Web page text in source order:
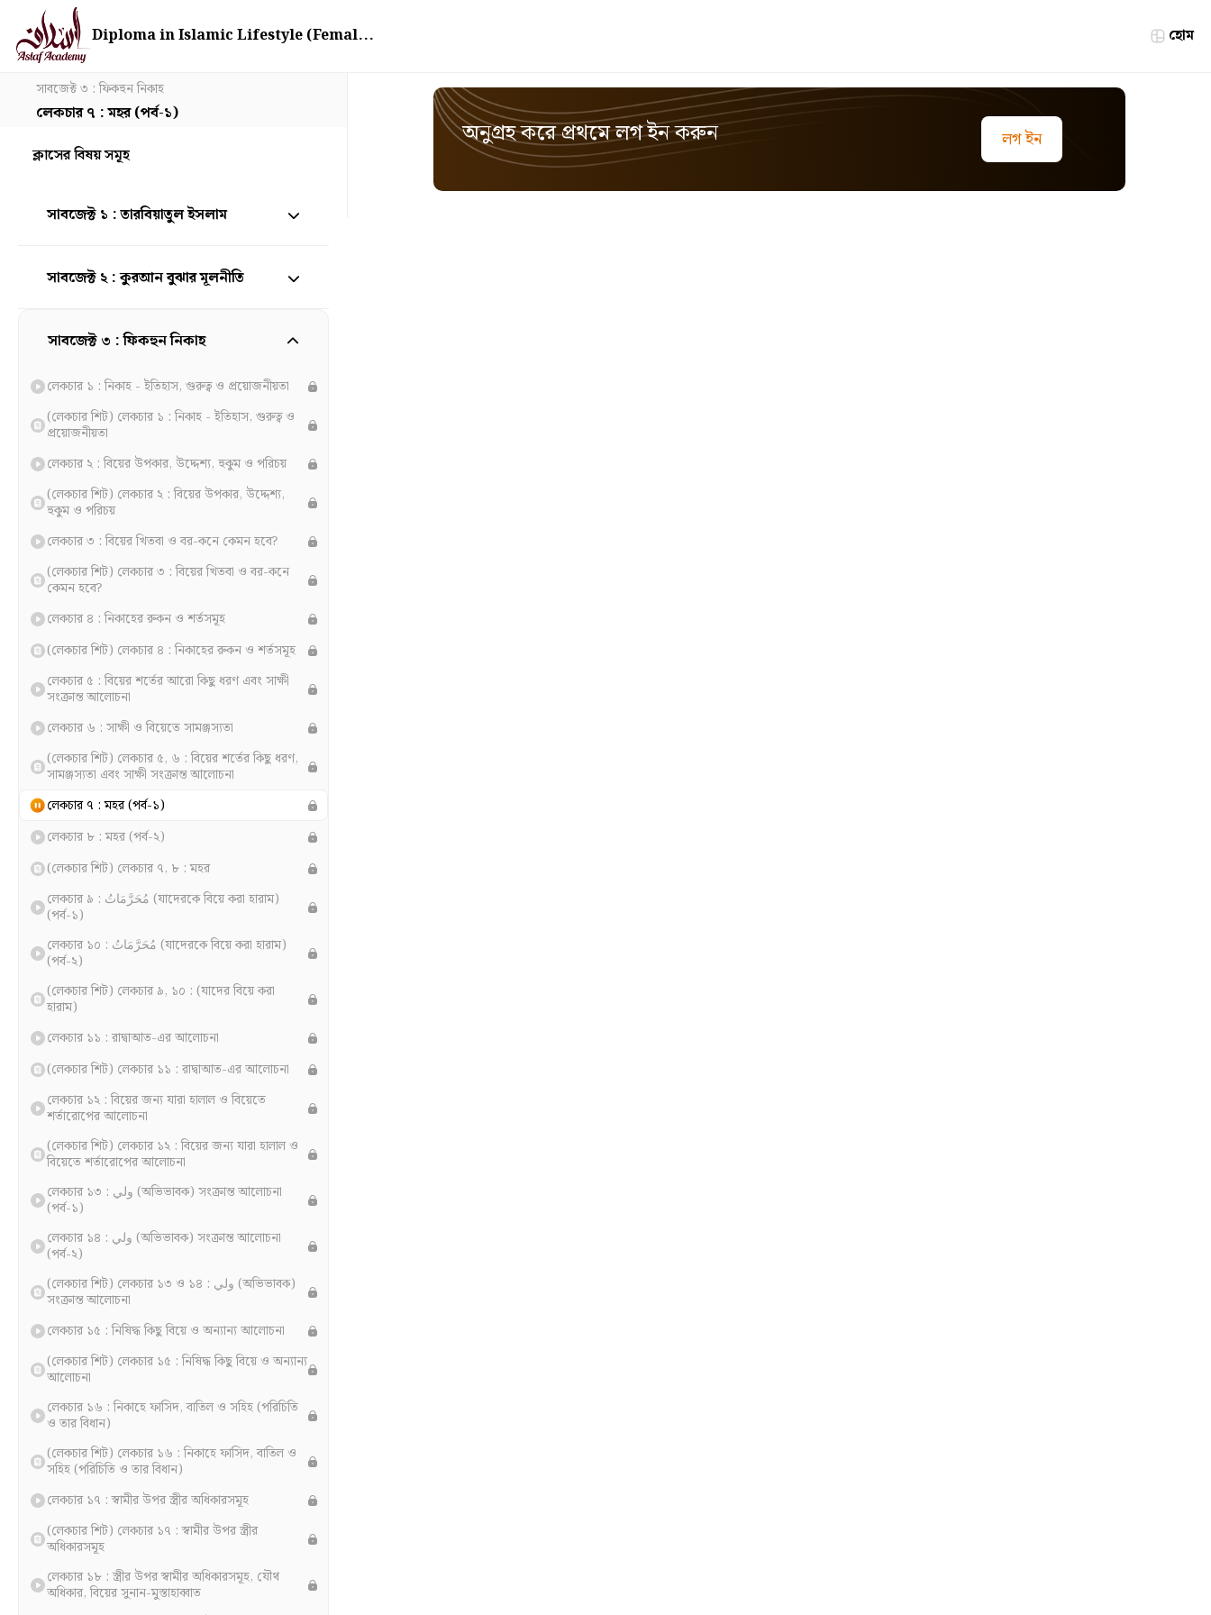
Diploma in Islamic Lifestyle (Femal... হোম
সাবজেক্ট ৩ : ফিকহুন নিকাহ
লেকচার ৭ : মহর (পর্ব-১)
ক্লাসের বিষয় সমূহ
সাবজেক্ট ১ : তারবিয়াতুল ইসলাম
সাবজেক্ট ২ : কুরআন বুঝার মূলনীতি
সাবজেক্ট ৩ : ফিকহুন নিকাহ
লেকচার ১ : নিকাহ - ইতিহাস, গুরুত্ব ও প্রয়োজনীয়তা
(লেকচার শিট) লেকচার ১ : নিকাহ - ইতিহাস, গুরুত্ব ও
প্রয়োজনীয়তা
লেকচার ২ : বিয়ের উপকার, উদ্দেশ্য, হুকুম ও পরিচয়
(লেকচার শিট) লেকচার ২ : বিয়ের উপকার, উদ্দেশ্য,
হুকুম ও পরিচয়
লেকচার ৩ : বিয়ের খিতবা ও বর-কনে কেমন হবে?
(লেকচার শিট) লেকচার ৩ : বিয়ের খিতবা ও বর-কনে
কেমন হবে?
লেকচার ৪ : নিকাহের রুকন ও শর্তসমূহ
(লেকচার শিট) লেকচার ৪ : নিকাহের রুকন ও শর্তসমূহ
লেকচার ৫ : বিয়ের শর্তের আরো কিছু ধরণ এবং সাক্ষী
সংক্রান্ত আলোচনা
লেকচার ৬ : সাক্ষী ও বিয়েতে সামঞ্জস্যতা
(লেকচার শিট) লেকচার ৫, ৬ : বিয়ের শর্তের কিছু ধরণ,
সামঞ্জস্যতা এবং সাক্ষী সংক্রান্ত আলোচনা
লেকচার ৭ : মহর (পর্ব-১)
লেকচার ৮ : মহর (পর্ব-২)
(লেকচার শিট) লেকচার ৭, ৮ : মহর
লেকচার ৯ : مُحَرَّمَاتُ (যাদেরকে বিয়ে করা হারাম)
(পর্ব-১)
লেকচার ১০ : مُحَرَّمَاتُ (যাদেরকে বিয়ে করা হারাম)
(পর্ব-২)
(লেকচার শিট) লেকচার ৯, ১০ : (যাদের বিয়ে করা
হারাম)
লেকচার ১১ : রাদ্বাআত-এর আলোচনা
(লেকচার শিট) লেকচার ১১ : রাদ্বাআত-এর আলোচনা
লেকচার ১২ : বিয়ের জন্য যারা হালাল ও বিয়েতে
শর্তারোপের আলোচনা
(লেকচার শিট) লেকচার ১২ : বিয়ের জন্য যারা হালাল ও
বিয়েতে শর্তারোপের আলোচনা
লেকচার ১৩ : ولي (অভিভাবক) সংক্রান্ত আলোচনা
(পর্ব-১)
লেকচার ১৪ : ولي (অভিভাবক) সংক্রান্ত আলোচনা
(পর্ব-২)
(লেকচার শিট) লেকচার ১৩ ও ১৪ : ولي (অভিভাবক)
সংক্রান্ত আলোচনা
লেকচার ১৫ : নিষিদ্ধ কিছু বিয়ে ও অন্যান্য আলোচনা
(লেকচার শিট) লেকচার ১৫ : নিষিদ্ধ কিছু বিয়ে ও অন্যান্য
আলোচনা
লেকচার ১৬ : নিকাহে ফাসিদ, বাতিল ও সহিহ (পরিচিতি
ও তার বিধান)
(লেকচার শিট) লেকচার ১৬ : নিকাহে ফাসিদ, বাতিল ও
সহিহ (পরিচিতি ও তার বিধান)
লেকচার ১৭ : স্বামীর উপর স্ত্রীর অধিকারসমূহ
(লেকচার শিট) লেকচার ১৭ : স্বামীর উপর স্ত্রীর
অধিকারসমূহ
লেকচার ১৮ : স্ত্রীর উপর স্বামীর অধিকারসমূহ, যৌথ
অধিকার, বিয়ের সুনান-মুস্তাহাব্বাত
অনুগ্রহ করে প্রথমে লগ ইন করুন লগ ইন